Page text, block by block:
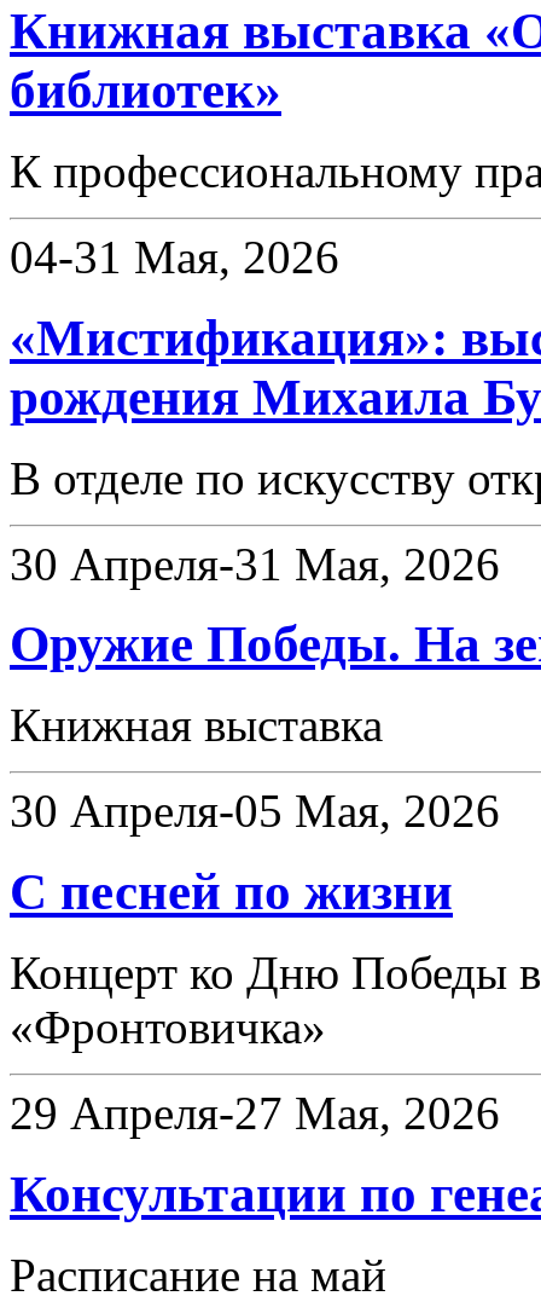
Книжная выставка
библиотек»
К профессиональному
04-31 Мая, 2026
«Мистификация»:
рождения Михаила
В отделе по искусству
30 Апреля-31 Мая, 2026
Оружие Победы. На
Книжная выставка
30 Апреля-05 Мая, 2026
С песней по жизни
Концерт ко Дню Победы
«Фронтовичка»
29 Апреля-27 Мая, 2026
Консультации по
Расписание на май